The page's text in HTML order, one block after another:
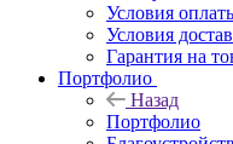
Условия
Условия
Гарантия на
Портфолио
Назад
Портфолио